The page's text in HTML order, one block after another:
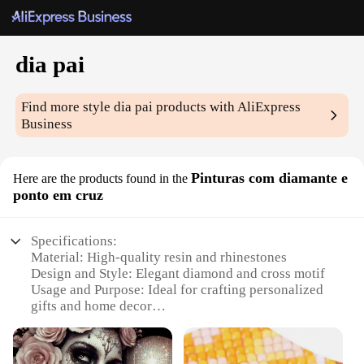
dia pai
Find more styledia pai products with AliExpress
Business
Here are the products found in the Pinturas com diamante e
ponto em cruz
Specifications:
Material: High-quality resin and rhinestones
Design and Style: Elegant diamond and cross motif
Usage and Purpose: Ideal for crafting personalized
gifts and home decor
sets for versatile creations
Performance and Property: Durable and easy to